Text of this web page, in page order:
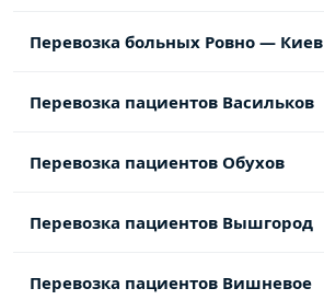
Перевозка больных Ровно — Киев
Перевозка пациентов Васильков
Перевозка пациентов Обухов
Перевозка пациентов Вышгород
Перевозка пациентов Вишневое